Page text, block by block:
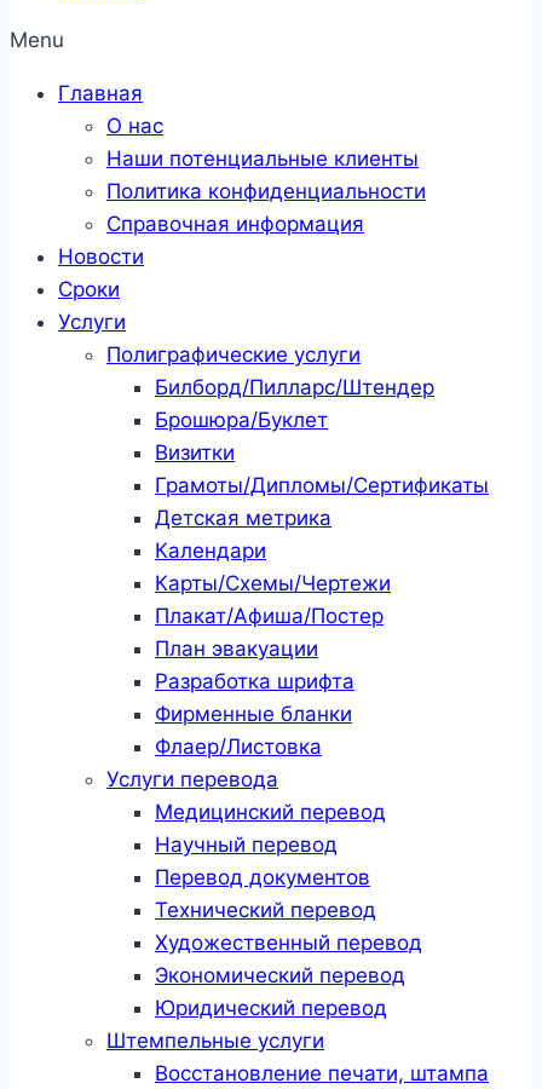
Menu
Главная
О нас
Наши потенциальные клиенты
Политика конфиденциальности
Справочная информация
Новости
Сроки
Услуги
Полиграфические услуги
Билборд/Пилларс/Штендер
Брошюра/Буклет
Визитки
Грамоты/Дипломы/Сертификаты
Детская метрика
Календари
Карты/Схемы/Чертежи
Плакат/Афиша/Постер
План эвакуации
Разработка шрифта
Фирменные бланки
Флаер/Листовка
Услуги перевода
Медицинский перевод
Научный перевод
Перевод документов
Технический перевод
Художественный перевод
Экономический перевод
Юридический перевод
Штемпельные услуги
Восстановление печати, штампа